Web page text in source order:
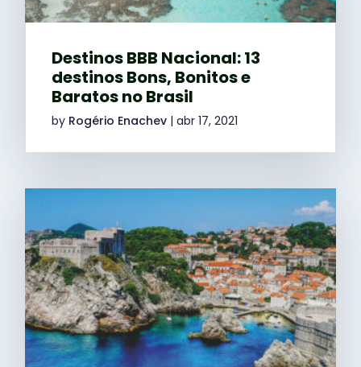
Destinos BBB Nacional: 13
destinos Bons, Bonitos e
Baratos no Brasil
by Rogério Enachev |abr 17, 2021